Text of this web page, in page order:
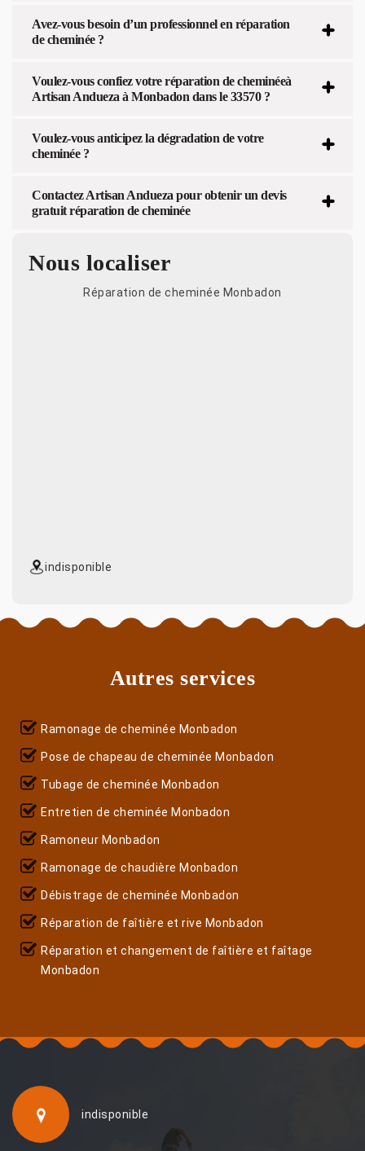
Avez-vous besoin d’un professionnel en réparation
de cheminée ?
Voulez-vous confiez votre réparation de cheminéeà
Artisan Andueza à Monbadon dans le 33570 ?
Voulez-vous anticipez la dégradation de votre
cheminée ?
Contactez Artisan Andueza pour obtenir un devis
gratuit réparation de cheminée
Nous localiser
Réparation de cheminée Monbadon
indisponible
Autres services
Ramonage de cheminée Monbadon
Pose de chapeau de cheminée Monbadon
Tubage de cheminée Monbadon
Entretien de cheminée Monbadon
Ramoneur Monbadon
Ramonage de chaudière Monbadon
Débistrage de cheminée Monbadon
Réparation de faîtière et rive Monbadon
Réparation et changement de faîtière et faîtage
Monbadon
indisponible